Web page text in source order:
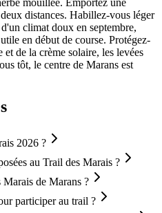
mouillée. Emportez une
distances. Habillez-vous léger
climat doux en septembre,
en début de course. Protégez-
de la crème solaire, les levées
tôt, le centre de Marans est
2026 ?
au Trail des Marais ?
de Marans ?
participer au trail ?